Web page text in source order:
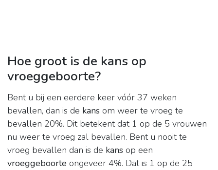
Hoe groot is de kans op
vroeggeboorte?
Bent u bij een eerdere keer vóór 37 weken
bevallen, dan is de kans om weer te vroeg te
bevallen 20%. Dit betekent dat 1 op de 5 vrouwen
nu weer te vroeg zal bevallen. Bent u nooit te
vroeg bevallen dan is de kans op een
vroeggeboorte ongeveer 4%. Dat is 1 op de 25